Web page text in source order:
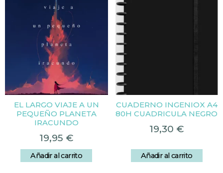
EL LARGO VIAJE A UN
PEQUEÑO PLANETA
IRACUNDO
19,95 €
Añadir al carrito
CUADERNO INGENIOX A4
80H CUADRICULA NEGRO
19,30 €
Añadir al carrito